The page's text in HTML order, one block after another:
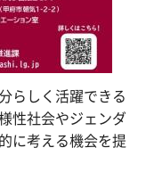
らしく活躍できる
性社会やジェンダ
に考える機会を提